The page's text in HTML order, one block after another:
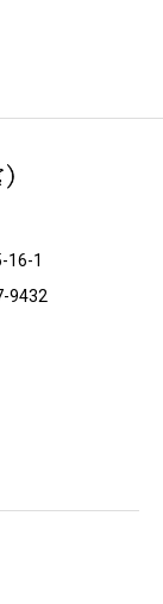
16-1
9432